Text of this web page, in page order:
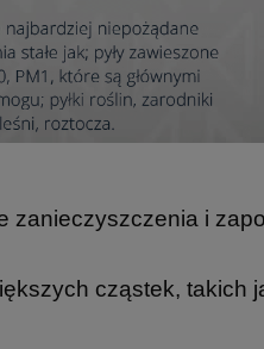
zanieczyszczenia i
cząstek, takich